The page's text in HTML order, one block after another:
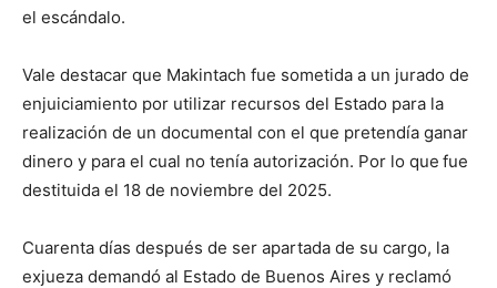
el escándalo.
Vale destacar que Makintach fue sometida a un jurado de
enjuiciamiento por utilizar recursos del Estado para la
realización de un documental con el que pretendía ganar
dinero y para el cual no tenía autorización. Por lo que fue
destituida el 18 de noviembre del 2025.
Cuarenta días después de ser apartada de su cargo, la
exjueza demandó al Estado de Buenos Aires y reclamó